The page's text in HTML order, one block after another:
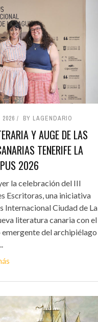
BY LAGENDARIO
Y AUGE DE LAS
TENERIFE LA
2026
la celebración del III
Escritoras, una iniciativa
Internacional Ciudad de La
literatura canaria con el
del archipiélago